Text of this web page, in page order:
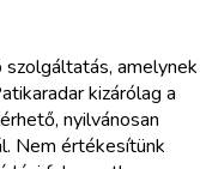
amelynek
kizárólag a
nyilvánosan
Nem értékesítünk